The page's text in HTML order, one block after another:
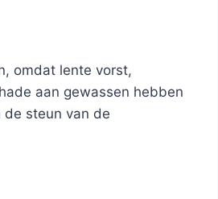
omdat lente vorst,
aan gewassen hebben
de steun van de